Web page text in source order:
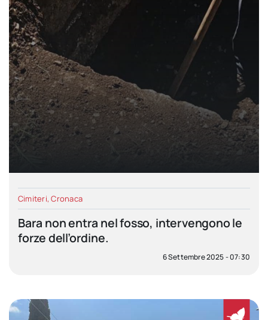
Cimiteri,Cronaca
Bara non entra nel fosso, intervengono le
forze dell’ordine.
6 Settembre 2025 - 07:30